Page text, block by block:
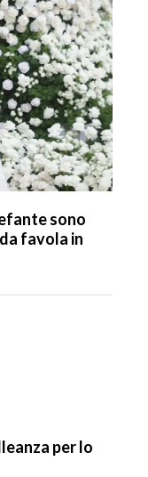
sono
favola in
per lo